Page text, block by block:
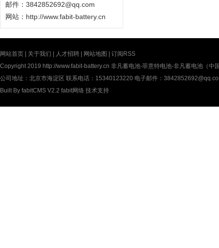
邮件：3842852692@qq.com
网站： http://www.fabit-battery.cn
网站首页 关于我们 人才招聘 网站地图
订阅RSS
Copyright 2019 http://www.fabit-battery.cn 非凡蓄电池-菲意特电池-非凡蓄电池（中
公司地址：北京市海淀区 联系电话：15340123220 电子邮件：
Built By fabitCMS V2.2 fabit网络 技术支持